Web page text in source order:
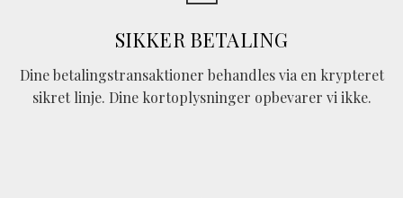
SIKKER BETALING
Dine betalingstransaktioner behandles via en krypteret
sikret linje. Dine kortoplysninger opbevarer vi ikke.